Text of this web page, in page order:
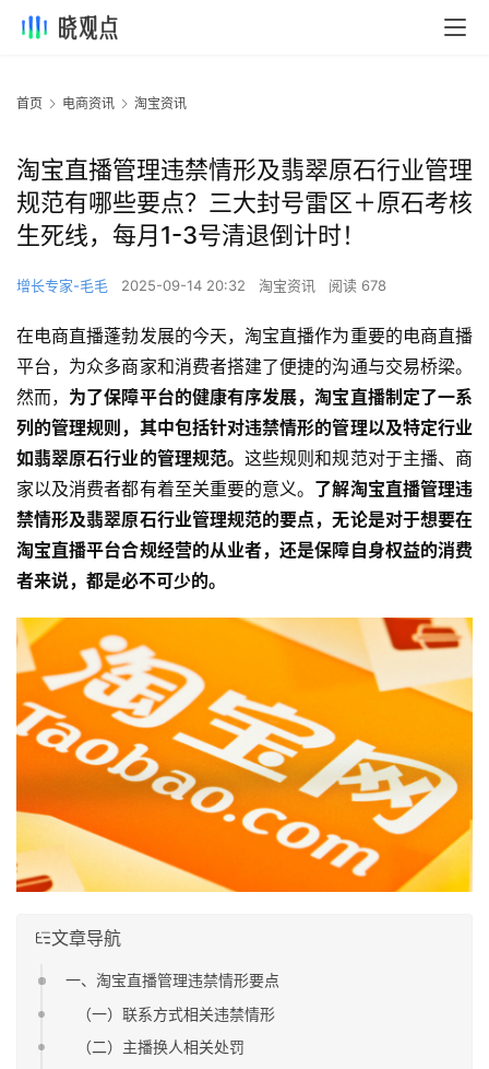
首页 电商资讯 淘宝资讯
淘宝直播管理违禁情形及翡翠原石行业管理
规范有哪些要点？三大封号雷区＋原石考核
生死线，每月1-3号清退倒计时！
增长专家-毛毛 2025-09-14 20:32 淘宝资讯 阅读 678
在电商直播蓬勃发展的今天，淘宝直播作为重要的电商直播
平台，为众多商家和消费者搭建了便捷的沟通与交易桥梁。
然而， 为了保障平台的健康有序发展，淘宝直播制定了一系
列的管理规则，其中包括针对违禁情形的管理以及特定行业
如翡翠原石行业的管理规范。这些规则和规范对于主播、商
家以及消费者都有着至关重要的意义。 了解淘宝直播管理违
禁情形及翡翠原石行业管理规范的要点，无论是对于想要在
淘宝直播平台合规经营的从业者，还是保障自身权益的消费
者来说，都是必不可少的。
文章导航
一、淘宝直播管理违禁情形要点
（一）联系方式相关违禁情形
（二）主播换人相关处罚